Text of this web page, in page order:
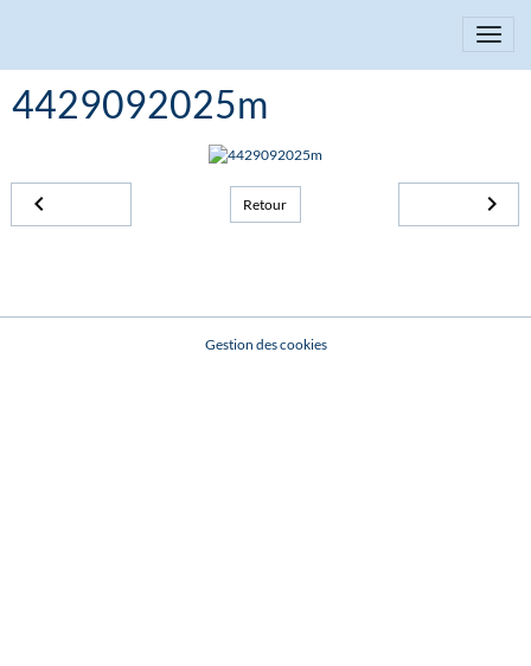
4429092025m
Retour
Gestion des cookies